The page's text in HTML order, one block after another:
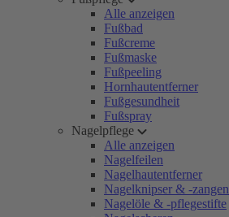
Alle anzeigen
Fußbad
Fußcreme
Fußmaske
Fußpeeling
Hornhautentferner
Fußgesundheit
Fußspray
Nagelpflege
Alle anzeigen
Nagelfeilen
Nagelhautentferner
Nagelknipser & -zangen
Nagelöle & -pflegestifte